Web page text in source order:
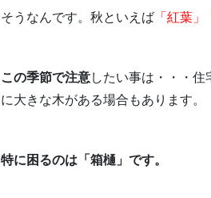
そうなんです。秋といえば 「紅葉」
この季節で注意したい事は・・・住
に大きな木がある場合もあります
特に困るのは「箱樋」です。